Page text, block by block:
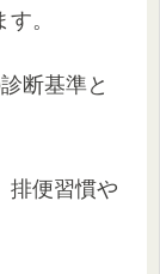
。
断基準と
排便習慣や